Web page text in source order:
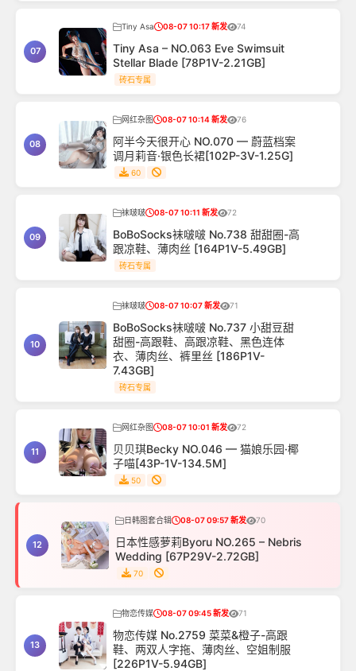
07
Tiny Asa 08-07 10:17 新发 74
Tiny Asa – NO.063 Eve Swimsuit
Stellar Blade [78P1V-2.21GB]
砖石专属
08
网红杂图 08-07 10:14 新发 76
阿半今天很开心 NO.070 — 蔚蓝档案
调月莉音·银色长裙[102P-3V-1.25G]
60
09
袜啵啵 08-07 10:11 新发 72
BoBoSocks袜啵啵 No.738 甜甜圈-高
跟凉鞋、薄肉丝 [164P1V-5.49GB]
砖石专属
10
袜啵啵 08-07 10:07 新发 71
BoBoSocks袜啵啵 No.737 小甜豆甜
甜圈-高跟鞋、高跟凉鞋、黑色连体
衣、薄肉丝、裤里丝 [186P1V-
7.43GB]
砖石专属
11
网红杂图 08-07 10:01 新发 72
贝贝琪Becky NO.046 — 猫娘乐园·椰
子喵[43P-1V-134.5M]
50
12
日韩图套合辑 08-07 09:57 新发 70
日本性感萝莉Byoru NO.265 – Nebris
Wedding [67P29V-2.72GB]
70
13
物恋传媒 08-07 09:45 新发 71
物恋传媒 No.2759 菜菜&橙子-高跟
鞋、两双人字拖、薄肉丝、空姐制服
[226P1V-5.94GB]